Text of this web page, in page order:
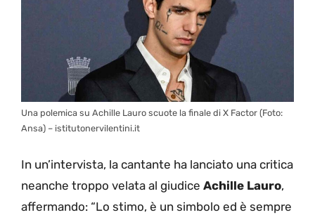
Una polemica su Achille Lauro scuote la finale di X Factor (Foto:
Ansa) – istitutonervilentini.it
In un’intervista, la cantante ha lanciato una critica
neanche troppo velata al giudice Achille Lauro,
affermando: “Lo stimo, è un simbolo ed è sempre